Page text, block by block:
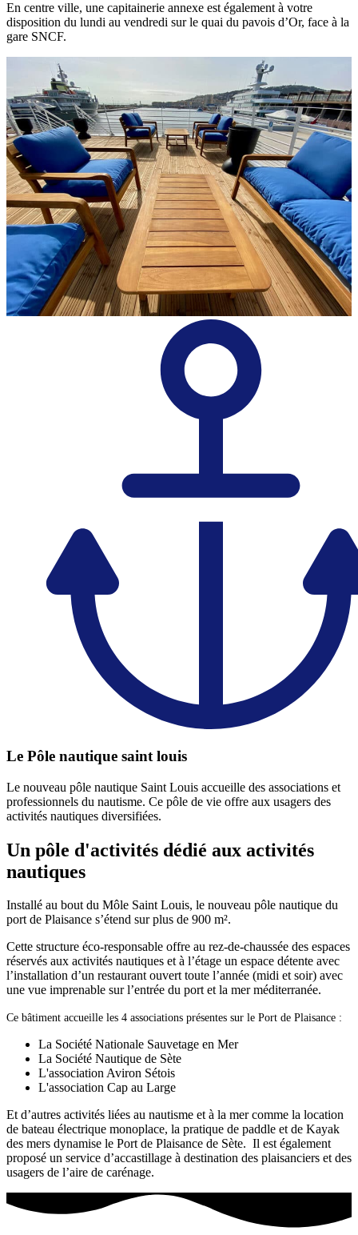
En centre ville, une capitainerie annexe est également à votre
disposition du lundi au vendredi sur le quai du pavois d’Or, face à la
gare SNCF.
Le Pôle nautique saint louis
Le nouveau pôle nautique Saint Louis accueille des associations et
professionnels du nautisme. Ce pôle de vie offre aux usagers des
activités nautiques diversifiées.
Un pôle d'activités dédié aux activités
nautiques
Installé au bout du Môle Saint Louis, le nouveau pôle nautique du
port de Plaisance s’étend sur plus de 900 m².
Cette structure éco-responsable offre au rez-de-chaussée des espaces
réservés aux activités nautiques et à l’étage un espace détente avec
l’installation d’un restaurant ouvert toute l’année (midi et soir) avec
une vue imprenable sur l’entrée du port et la mer méditerranée.
Ce bâtiment accueille les 4 associations présentes sur le Port de Plaisance :
La Société Nationale Sauvetage en Mer
La Société Nautique de Sète
L'association Aviron Sétois
L'association Cap au Large
Et d’autres activités liées au nautisme et à la mer comme la location
de bateau électrique monoplace, la pratique de paddle et de Kayak
des mers dynamise le Port de Plaisance de Sète. Il est également
proposé un service d’accastillage à destination des plaisanciers et des
usagers de l’aire de carénage.